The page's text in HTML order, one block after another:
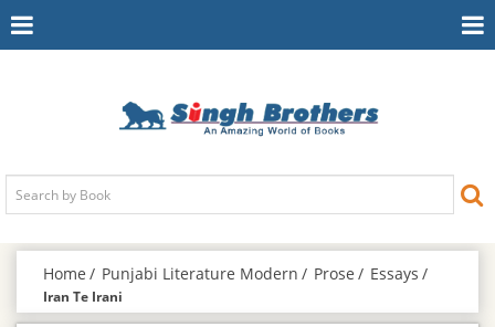
Toggle
Home Punjabi Literature Modern Prose Essays
Iran Te Irani